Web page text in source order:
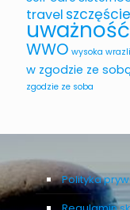
travel szczęście
uważność
WWO wysoka
w zgodzie ze
zgodzie ze soba
Polityka